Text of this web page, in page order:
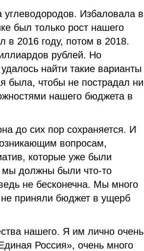
Избаловала в
был только рост нашего
в 2016 году, потом в 2018.
рублей. Но
найти такие варианты
была, чтобы не пострадал ни
нашего бюджета в
до сих пор сохраняется. И
вопросам,
которые уже были
мы должны были что-то
не бесконечна. Мы много
не приняли бюджет в ущерб
нашего. Я им лично очень
Россия», очень много